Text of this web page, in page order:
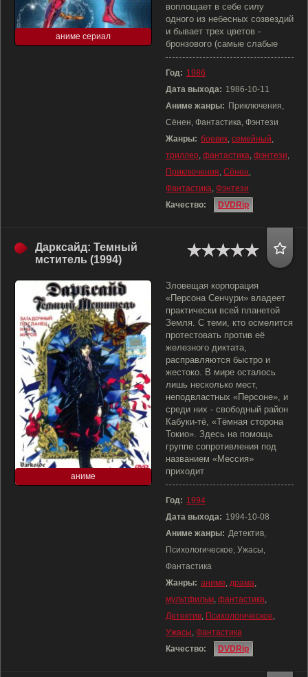
аниме сериал
воплощает в себе силу
одного из небесных созвездий
и бывает трех цветов -
бронзового (самые слабые
Год: 1986
Дата выхода: 1986-10-11
Аниме жанры: Приключения,
Сёнен, Фантастика, Фэнтези
Жанры: боевик, семейный,
триллер, фантастика, фэнтези,
Приключения, Сёнен,
Фантастика, Фэнтези
Качество:
DVDRip
Дарксайд: Темный
мститель (1994)
аниме
Зловещая корпорация
«Персона Сенчури» владеет
практически всей планетой
Земля. С теми, кто осмелится
протестовать против её
железного диктата,
расправляются быстро и
жестоко. В мире осталось
лишь несколько мест,
неподвластных «Персоне», и
среди них - свободный район
Кабуки-тё, «Тёмная сторона
Токио». Здесь на помощь
группе сопротивления под
названием «Мессия»
приходит
Год: 1994
Дата выхода: 1994-10-08
Аниме жанры: Детектив,
Психологическое, Ужасы,
Фантастика
Жанры: аниме, драма,
мультфильм, фантастика,
Детектив, Психологическое,
Ужасы, Фантастика
Качество:
DVDRip